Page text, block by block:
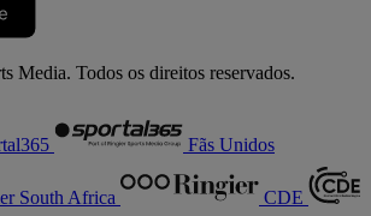
Media. Todos os direitos reservados.
Fãs Unidos
South Africa CDE